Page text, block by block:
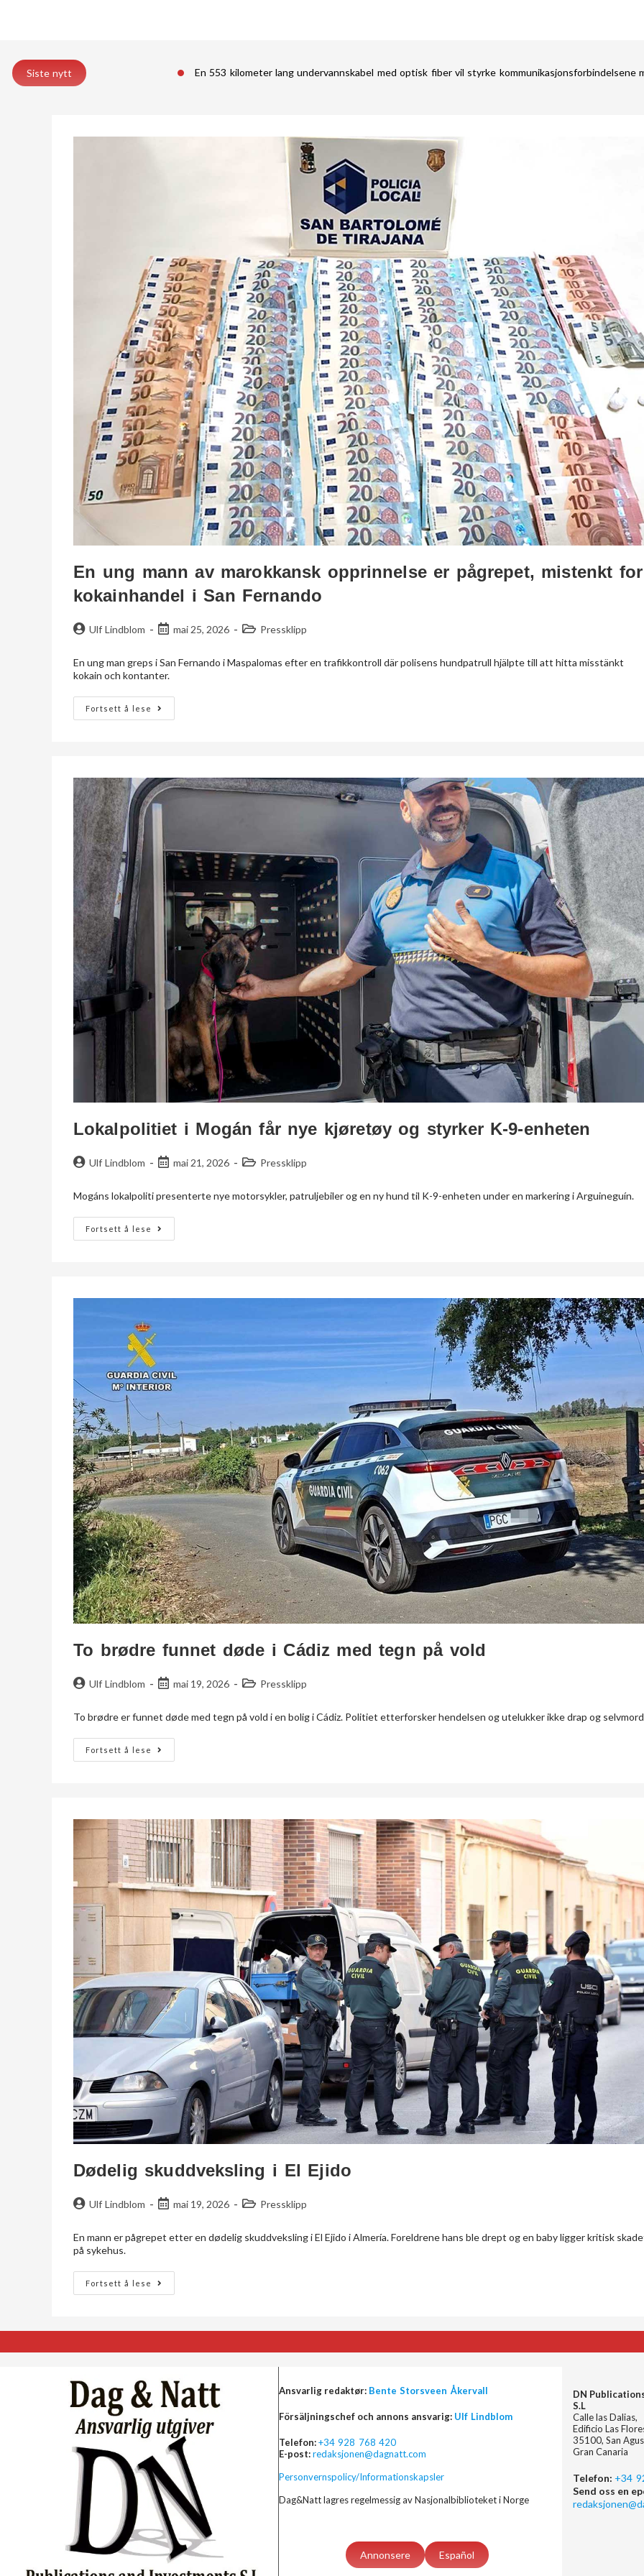
Siste nytt En 553 kilometer lang undervannskabel med optisk fiber vil styrke kommunikasjonsforbindelsene
En ung mann av marokkansk opprinnelse er pågrepet, mistenkt for
kokainhandel i San Fernando
Ulf Lindblom mai 25, 2026 Pressklipp
En ung man greps i San Fernando i Maspalomas efter en trafikkontroll där polisens hundpatrull hjälpte till att hitta misstänkt
kokain och kontanter.
Fortsett å lese
Lokalpolitiet i Mogán får nye kjøretøy og styrker K-9-enheten
Ulf Lindblom mai 21, 2026 Pressklipp
Mogáns lokalpoliti presenterte nye motorsykler, patruljebiler og en ny hund til K-9-enheten under en markering i Arguineguín.
Fortsett å lese
To brødre funnet døde i Cádiz med tegn på vold
Ulf Lindblom mai 19, 2026 Pressklipp
To brødre er funnet døde med tegn på vold i en bolig i Cádiz. Politiet etterforsker hendelsen og utelukker ikke drap og
Fortsett å lese
Dødelig skuddveksling i El Ejido
Ulf Lindblom mai 19, 2026 Pressklipp
En mann er pågrepet etter en dødelig skuddveksling i El Ejido i Almería. Foreldrene hans ble drept og en baby ligger kritisk
på sykehus.
Fortsett å lese
Ansvarlig redaktør: Bente Storsveen Åkervall
Försäljningschef och annons ansvarig: Ulf Lindblom
Telefon:+34 928 768 420
E-post:redaksjonen@dagnatt.com
Personvernspolicy/Informationskapsler
Dag&Natt lagres regelmessig av Nasjonalbiblioteket i Norge
Annonsere Español
DN
S.L
Calle las Dalias,
Edificio Las
35100, San
Gran Canaria
Telefon: +34
Send oss en